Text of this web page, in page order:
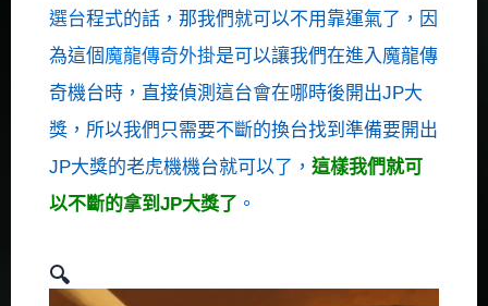
選台程式的話，那我們就可以不用靠運氣了，因
為這個 魔龍傳奇外掛是可以讓我們在進入魔龍傳
奇機台時，直接偵測這台會在哪時後開出JP大
獎，所以我們只需要不斷的換台找到準備要開出
JP大獎的老虎機機台就可以了， 這樣我們就可
以不斷的拿到JP大獎了 。